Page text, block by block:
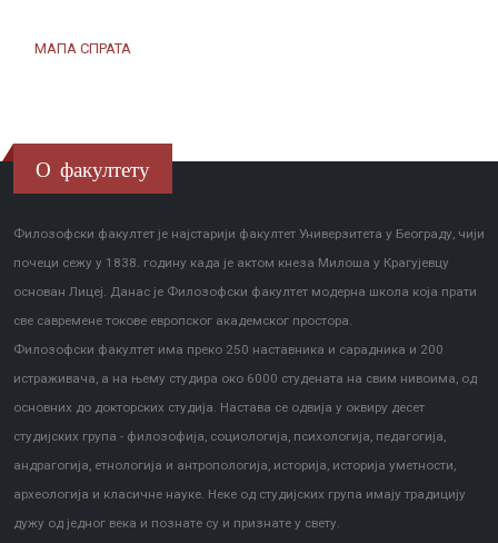
МАПА СПРАТА
О факултету
Филозофски факултет је најстарији факултет Универзитета у Београду, чији
почеци сежу у 1838. годину када је актом кнеза Милоша у Крагујевцу
основан Лицеј. Данас је Филозофски факултет модерна школа која прати
све савремене токове европског академског простора.
Филозофски факултет има преко 250 наставника и сарадника и 200
истраживача, а на њему студира око 6000 студената на свим нивоима, од
основних до докторских студија. Настава се одвија у оквиру десет
студијских група - филозофија, социологија, психологија, педагогија,
андрагогија, етнологија и антропологија, историја, историја уметности,
археологија и класичне науке. Неке од студијских група имају традицију
дужу од једног века и познате су и признате у свету.